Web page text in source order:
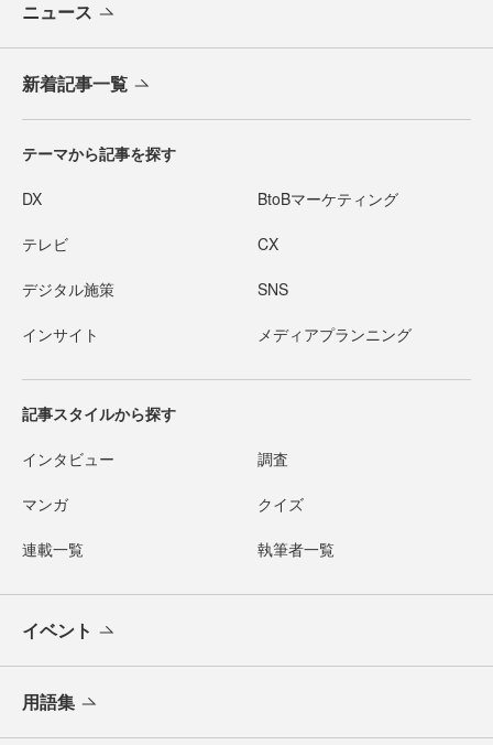
ニュース
新着記事一覧
テーマから記事を探す
DX BtoBマーケティング
テレビ CX
デジタル施策 SNS
インサイト メディアプランニング
記事スタイルから探す
インタビュー 調査
マンガ クイズ
連載一覧 執筆者一覧
イベント
用語集